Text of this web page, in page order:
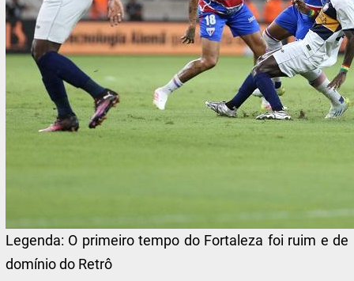
Legenda: O primeiro tempo do Fortaleza foi ruim e de
domínio do Retrô